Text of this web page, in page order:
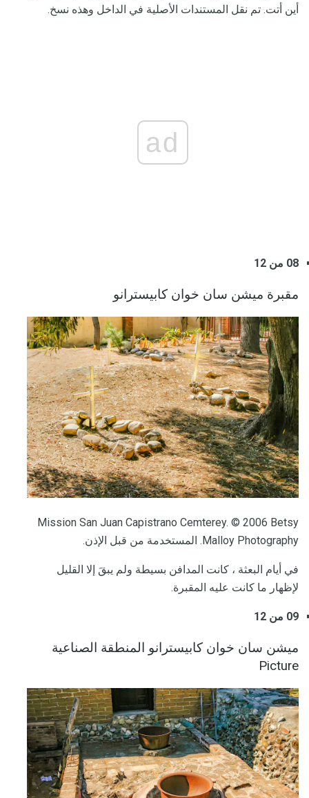
أين أتت. تم نقل المستندات الأصلية في الداخل وهذه نسخ.
ad
08 من 12
مقبرة ميشن سان خوان كابيسترانو
Mission San Juan Capistrano Cemterey. © 2006 Betsy
Malloy Photography. المستخدمة من قبل الإذن.
في أيام البعثة ، كانت المدافن بسيطة ولم يبقَ إلا القليل
لإظهار ما كانت عليه المقبرة.
09 من 12
ميشن سان خوان كابيسترانو المنطقة الصناعية
Picture